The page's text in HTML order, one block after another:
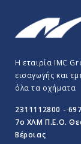
Η εταιρία IMC
εισαγωγής και
όλα τα οχήματα
2311112800 -
7o ΧΛΜ Π.E.O.
Βέροιας